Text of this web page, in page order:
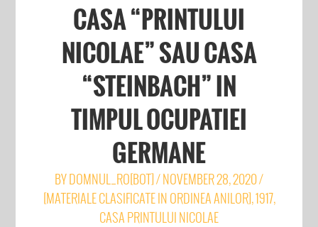
CASA “PRINTULUI
NICOLAE” SAU CASA
“STEINBACH” IN
TIMPUL OCUPATIEI
GERMANE
BYDOMNUL_RO[BOT]/NOVEMBER 28, 2020/
[MATERIALE CLASIFICATE IN ORDINEA ANILOR],1917,
CASA PRINTULUI NICOLAE